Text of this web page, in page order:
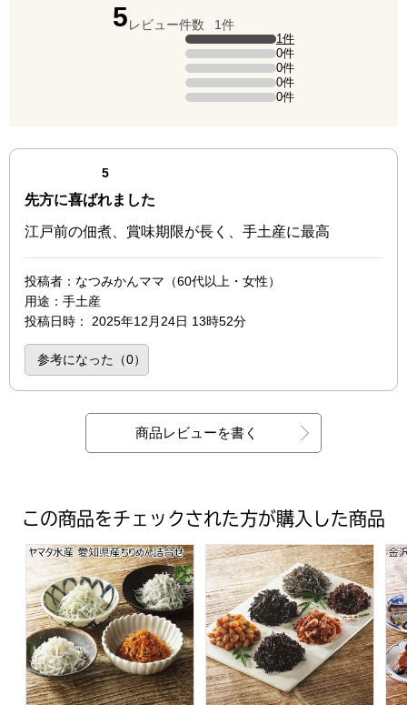
5点（5点満点中）
レビュー件数 1件
5点の評価は1件です（全体の100%）。
1件
4点の評価は0件です。 0件
3点の評価は0件です。 0件
2点の評価は0件です。 0件
1点の評価は0件です。 0件
最新の商品レビュー
5点（5点満点中）
先方に喜ばれました
江戸前の佃煮、賞味期限が長く、手土産に最高
投稿者 ：なつみかんママ（60代以上・女性）
用途 ：手土産
投稿日時 ： 2025年12月24日 13時52分
参考になった（0）
商品レビューを書く
この商品をチェックされた方が購入した商品
ヤマタ水産 愛知県産ちりめん詰合せ【夏の贈りもの・お
老舗日本橋貝新 六角折佃煮詰
金